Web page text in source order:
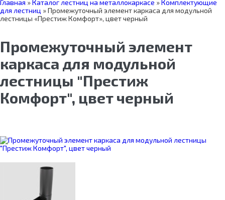
Главная »Каталог лестниц на металлокаркасе »Комплектующие
для лестниц »Промежуточный элемент каркаса для модульной
лестницы «Престиж Комфорт», цвет черный
Промежуточный элемент
каркаса для модульной
лестницы "Престиж
Комфорт", цвет черный